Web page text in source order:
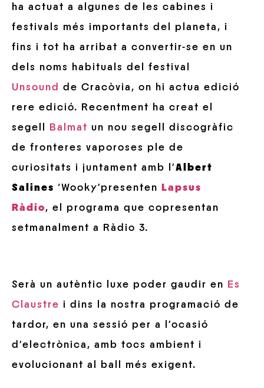
ha actuat a algunes de les cabines i
festivals més importants del planeta, i
fins i tot ha arribat a convertir-se en un
dels noms habituals del festival
Unsound
de Cracòvia, on hi actua edició
rere edició. Recentment ha creat el
segell
Balmat un nou segell discogràfic
de fronteres vaporoses ple de
curiositats i juntament amb l’Albert
Salines ‘Wooky’presenten
Lapsus
Ràdio, el programa que copresentan
setmanalment a Ràdio 3.
Serà un autèntic luxe poder gaudir en
Es
Claustre i dins la nostra programació de
tardor, en una sessió per a l’ocasió
d’electrònica, amb tocs ambient i
evolucionant al ball més exigent.